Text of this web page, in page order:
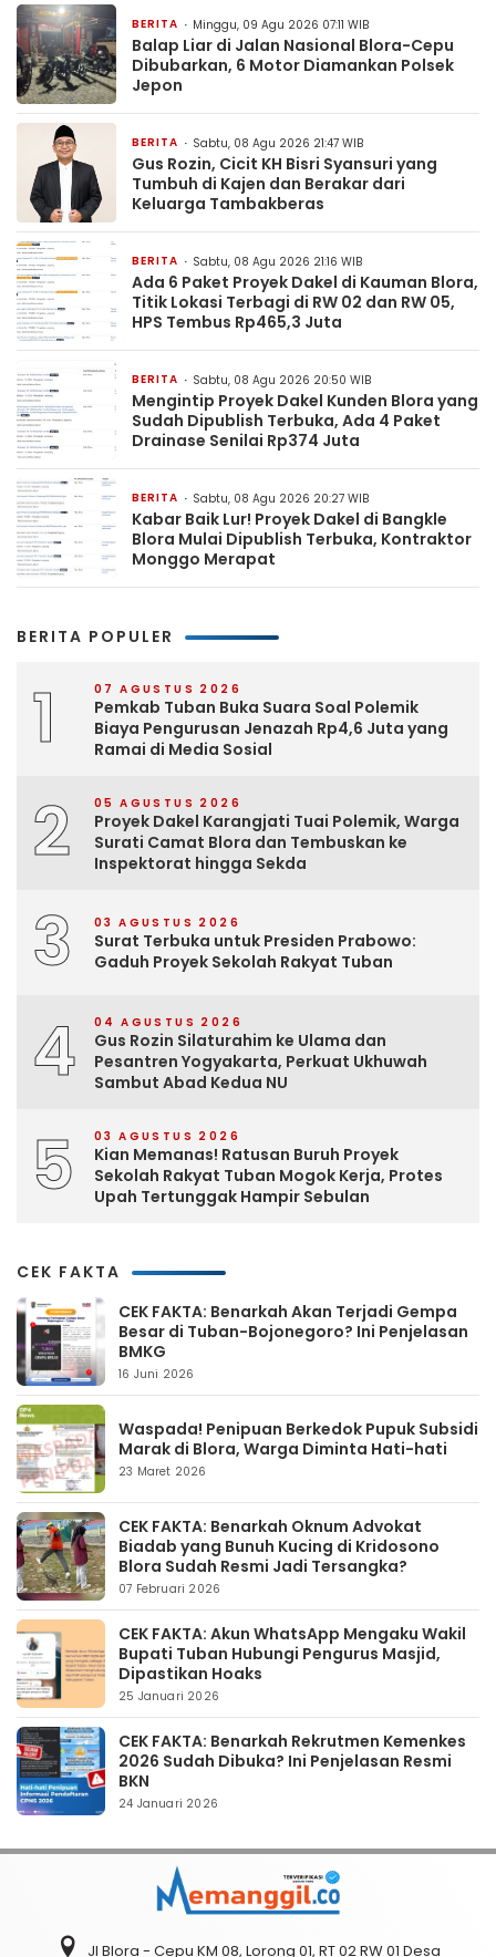
BERITA Minggu, 09 Agu 2026 07:11 WIB
Balap Liar di Jalan Nasional Blora-Cepu
Dibubarkan, 6 Motor Diamankan Polsek
Jepon
BERITA Sabtu, 08 Agu 2026 21:47 WIB
Gus Rozin, Cicit KH Bisri Syansuri yang
Tumbuh di Kajen dan Berakar dari
Keluarga Tambakberas
BERITA Sabtu, 08 Agu 2026 21:16 WIB
Ada 6 Paket Proyek Dakel di Kauman Blora,
Titik Lokasi Terbagi di RW 02 dan RW 05,
HPS Tembus Rp465,3 Juta
BERITA Sabtu, 08 Agu 2026 20:50 WIB
Mengintip Proyek Dakel Kunden Blora yang
Sudah Dipublish Terbuka, Ada 4 Paket
Drainase Senilai Rp374 Juta
BERITA Sabtu, 08 Agu 2026 20:27 WIB
Kabar Baik Lur! Proyek Dakel di Bangkle
Blora Mulai Dipublish Terbuka, Kontraktor
Monggo Merapat
BERITA POPULER
1 07 AGUSTUS 2026
Pemkab Tuban Buka Suara Soal Polemik
Biaya Pengurusan Jenazah Rp4,6 Juta yang
Ramai di Media Sosial
2 05 AGUSTUS 2026
Proyek Dakel Karangjati Tuai Polemik, Warga
Surati Camat Blora dan Tembuskan ke
Inspektorat hingga Sekda
3 03 AGUSTUS 2026
Surat Terbuka untuk Presiden Prabowo:
Gaduh Proyek Sekolah Rakyat Tuban
4 04 AGUSTUS 2026
Gus Rozin Silaturahim ke Ulama dan
Pesantren Yogyakarta, Perkuat Ukhuwah
Sambut Abad Kedua NU
5 03 AGUSTUS 2026
Kian Memanas! Ratusan Buruh Proyek
Sekolah Rakyat Tuban Mogok Kerja, Protes
Upah Tertunggak Hampir Sebulan
CEK FAKTA
CEK FAKTA: Benarkah Akan Terjadi Gempa
Besar di Tuban-Bojonegoro? Ini Penjelasan
BMKG
16 Juni 2026
Waspada! Penipuan Berkedok Pupuk Subsidi
Marak di Blora, Warga Diminta Hati-hati
23 Maret 2026
CEK FAKTA: Benarkah Oknum Advokat
Biadab yang Bunuh Kucing di Kridosono
Blora Sudah Resmi Jadi Tersangka?
07 Februari 2026
CEK FAKTA: Akun WhatsApp Mengaku Wakil
Bupati Tuban Hubungi Pengurus Masjid,
Dipastikan Hoaks
25 Januari 2026
CEK FAKTA: Benarkah Rekrutmen Kemenkes
2026 Sudah Dibuka? Ini Penjelasan Resmi
BKN
24 Januari 2026
Jl Blora - Cepu KM 08, Lorong 01, RT 02 RW 01 Desa